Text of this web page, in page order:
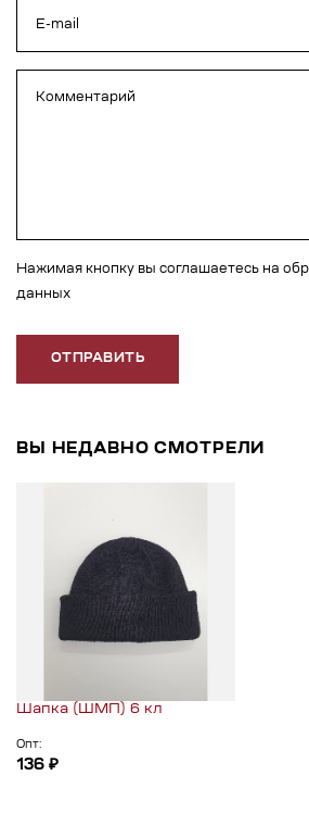
Нажимая кнопку вы соглашаетесь на
данных
ОТПРАВИТЬ
ВЫ НЕДАВНО СМОТРЕЛИ
Шапка (ШМП) 6 кл
Опт:
136 ₽